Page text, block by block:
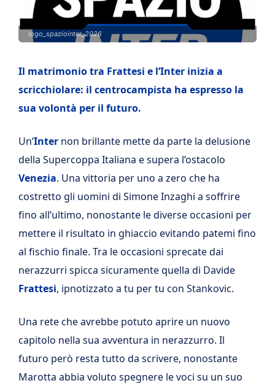
logo_spaziointer_2026
Il matrimonio tra Frattesi e l’Inter inizia a
scricchiolare: il centrocampista ha espresso la
sua volontà per il futuro.
Un’Inter non brillante mette da parte la delusione
della Supercoppa Italiana e supera l’ostacolo
Venezia. Una vittoria per uno a zero che ha
costretto gli uomini di Simone Inzaghi a soffrire
fino all’ultimo, nonostante le diverse occasioni per
mettere il risultato in ghiaccio evitando patemi fino
al fischio finale. Tra le occasioni sprecate dai
nerazzurri spicca sicuramente quella di Davide
Frattesi, ipnotizzato a tu per tu con Stankovic.
Una rete che avrebbe potuto aprire un nuovo
capitolo nella sua avventura in nerazzurro. Il
futuro però resta tutto da scrivere, nonostante
Marotta abbia voluto spegnere le voci su un suo